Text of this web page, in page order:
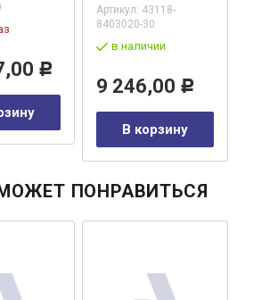
Р
Артикул: 43118-
8403020-30
в наличии
9 246,00 Р
В корзину
ПОНРАВИТЬСЯ